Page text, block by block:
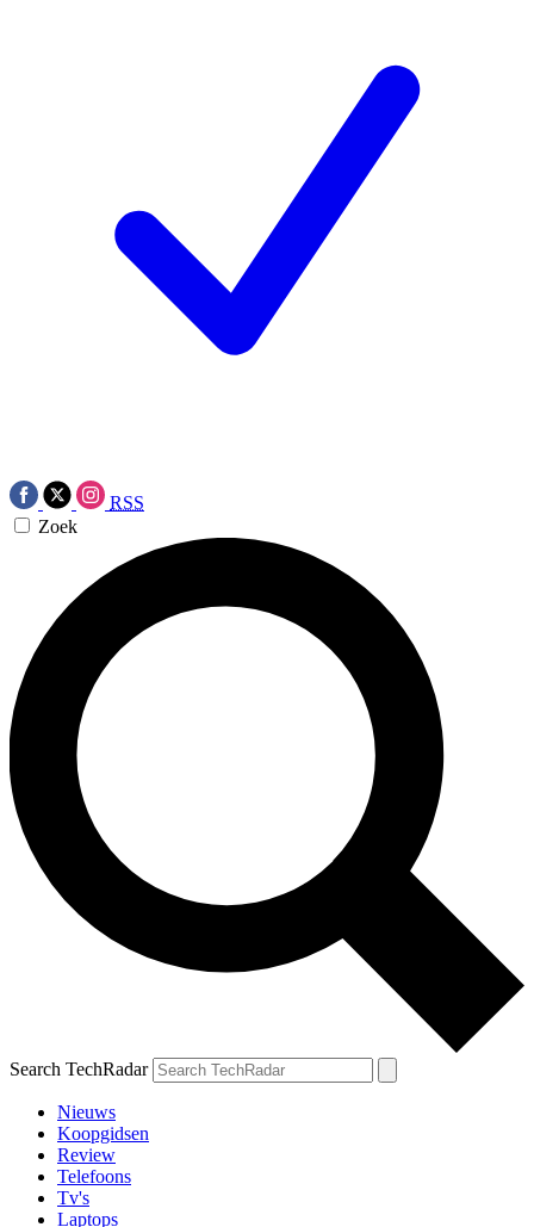
RSS
Zoek
Search TechRadar
Nieuws
Koopgidsen
Review
Telefoons
Tv's
Laptops